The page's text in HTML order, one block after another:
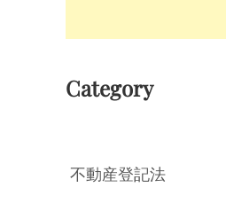
Category
不動産登記法